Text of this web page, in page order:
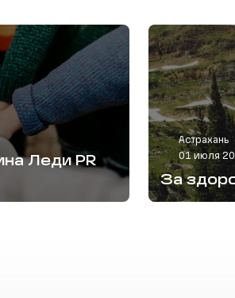
Леди PR
Астрахань
01 июля
За